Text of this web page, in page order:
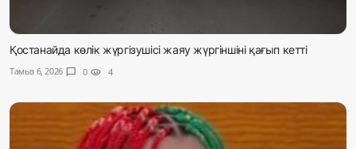
Қостанайда көлік жүргізушісі жаяу жүргіншіні қағып кетті
Тамыз 6, 2026 chat_bubble 0 visibility 4